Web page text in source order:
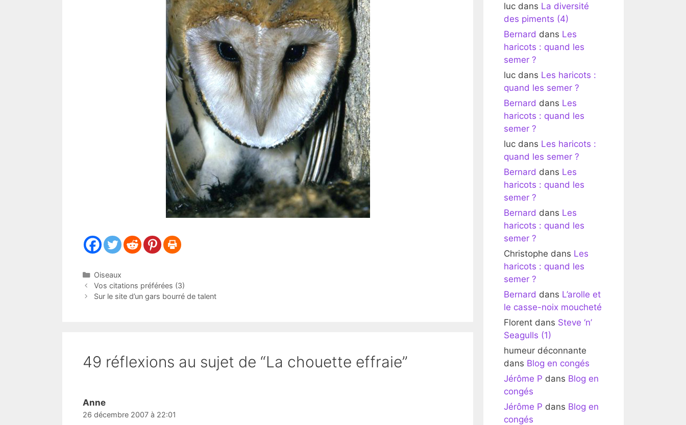
Catégories
Oiseaux
Vos citations préférées (3)
Sur le site d’un gars bourré de talent
49 réflexions au sujet de “La chouette effraie”
Anne
26 décembre 2007 à 22:01
luc dans La diversité
des piments (4)
Bernard dans Les
haricots : quand les
semer ?
luc dans Les haricots :
quand les semer ?
Bernard dans Les
haricots : quand les
semer ?
luc dans Les haricots :
quand les semer ?
Bernard dans Les
haricots : quand les
semer ?
Bernard dans Les
haricots : quand les
semer ?
Christophe dans Les
haricots : quand les
semer ?
Bernard dans L’arolle et
le casse-noix moucheté
Florent dans Steve ‘n’
Seagulls (1)
humeur déconnante
dans Blog en congés
Jérôme P dans Blog en
congés
Jérôme P dans Blog en
congés